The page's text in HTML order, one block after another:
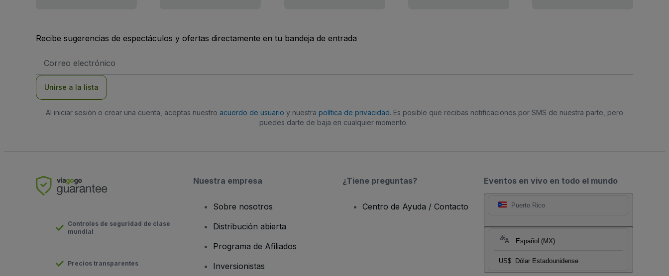
Recibe sugerencias de espectáculos y ofertas directamente en tu bandeja de entrada
de
Unirse a la lista
Al iniciar sesión o crear una cuenta, aceptas nuestro acuerdo de usuario y nuestra política de privacidad. Es posible que recibas notificaciones por SMS de nuestra parte, pero
puedes darte de baja en cualquier momento.
Eventos en vivo en todo el mundo
Puerto Rico
Español (MX)
US$ Dólar Estadounidense
Controles de seguridad de clase
mundial
Precios transparentes
Nuestra empresa
Sobre nosotros
Distribución abierta
Programa de Afiliados
Inversionistas
¿Tiene preguntas?
Centro de Ayuda / Contacto